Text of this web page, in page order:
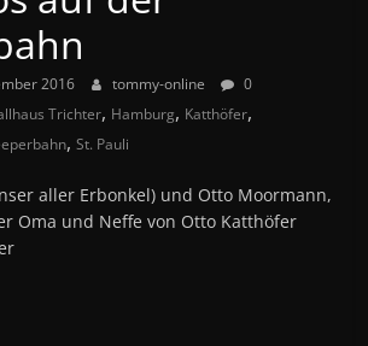
2016 tommy-online
0
Trichter, Hamburg, Katthöfer,
,St. Pauli
aller Erbonkel) und Otto Moormann,
Oma und Neffe von Otto Katthöfer